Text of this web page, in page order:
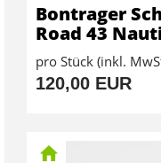
Bontrager
Road 43
pro Stück (inkl.
120,00 EUR